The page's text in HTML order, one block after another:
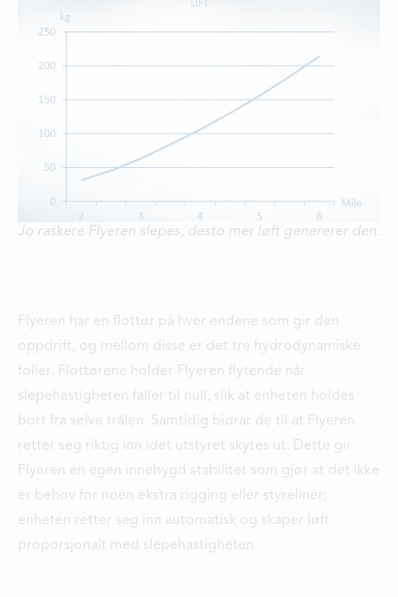
Jo raskere Flyeren slepes, desto mer løft genererer den.
Flyeren har en flottør på hver endene som gir den
oppdrift, og mellom disse er det tre hydrodynamiske
folier. Flottørene holder Flyeren flytende når
slepehastigheten faller til null, slik at enheten holdes
bort fra selve trålen. Samtidig bidrar de til at Flyeren
retter seg riktig inn idet utstyret skytes ut. Dette gir
Flyeren en egen innebygd stabilitet som gjør at det ikke
er behov for noen ekstra rigging eller styreliner;
enheten retter seg inn automatisk og skaper løft
proporsjonalt med slepehastigheten.